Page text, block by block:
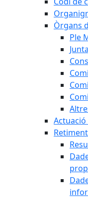
Òrgans
Ple